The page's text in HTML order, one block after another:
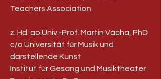
Teachers Association
z. Hd. ao.Univ.-Prof. Martin Vácha, PhD
c/o Universität für Musik und
darstellende Kunst
Institut für Gesang und Musiktheater